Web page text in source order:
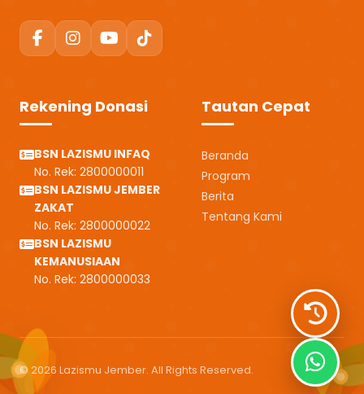
Rekening Donasi
BSN LAZISMU INFAQ
No. Rek: 2800000011
BSN LAZISMU JEMBER
ZAKAT
No. Rek: 2800000022
BSN LAZISMU
KEMANUSIAAN
No. Rek: 2800000033
Tautan Cepat
Beranda
Program
Berita
Tentang Kami
© 2026 Lazismu Jember. All Rights Reserved.